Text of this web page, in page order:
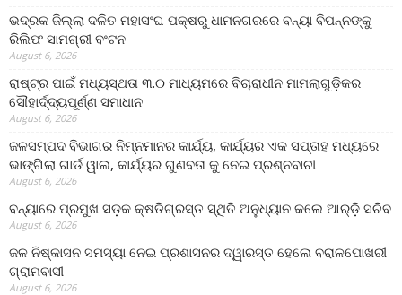
ଭଦ୍ରକ ଜିଲ୍ଲା ଦଳିତ ମହାସଂଘ ପକ୍ଷରୁ ଧାମନଗରରେ ବନ୍ୟା ବିପନ୍ନଙ୍କୁ
ରିଲିଫ ସାମଗ୍ରୀ ବଂଟନ
August 6, 2026
ରାଷ୍ଟ୍ର ପାଇଁ ମଧ୍ୟସ୍ଥତା ୩.୦ ମାଧ୍ୟମରେ ବିଚାରାଧୀନ ମାମଲାଗୁଡ଼ିକର
ସୌହାର୍ଦ୍ଦ୍ୟପୂର୍ଣ୍ଣ ସମାଧାନ
August 6, 2026
ଜଳସମ୍ପଦ ବିଭାଗର ନିମ୍ନମାନର କାର୍ଯ୍ୟ, କାର୍ଯ୍ୟର ଏକ ସପ୍ତାହ ମଧ୍ୟରେ
ଭାଙ୍ଗିଲା ଗାର୍ଡ ୱାଲ, କାର୍ଯ୍ୟର ଗୁଣବତା କୁ ନେଇ ପ୍ରଶ୍ନବାଚୀ
August 6, 2026
ବନ୍ୟାରେ ପ୍ରମୁଖ ସଡ଼କ କ୍ଷତିଗ୍ରସ୍ତ ସ୍ଥିତି ଅନୁଧ୍ୟାନ କଲେ ଆର୍‌ଡ଼ି ସଚିବ
August 6, 2026
ଜଳ ନିଷ୍କାସନ ସମସ୍ୟା ନେଇ ପ୍ରଶାସନର ଦ୍ୱାରସ୍ତ ହେଲେ ବରାଳପୋଖରୀ
ଗ୍ରାମବାସୀ
August 6, 2026